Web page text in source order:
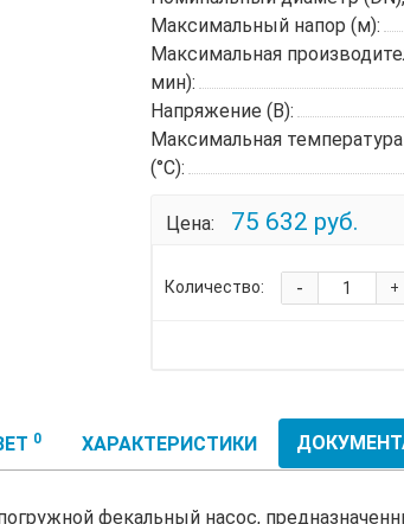
Максимальный напор (м):
Максимальная
мин):
Напряжение (В):
Максимальная
(°C):
Цена: 75 632 руб.
Количество: +
-
0 ХАРАКТЕРИСТИКИ
фекальный насос,